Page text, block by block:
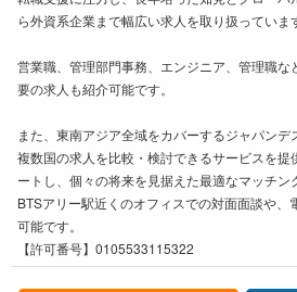
ら外資系企業まで幅広い求人を取り扱っていま
営業職、管理部門事務、エンジニア、管理職な
要の求人も紹介可能です。
また、東南アジア全域をカバーするジャパン
複数国の求人を比較・検討できるサービスを提
ートし、個々の将来を見据えた最適なマッチン
BTSアリー駅近くのオフィスでの対面面談や、
可能です。
【許可番号】0105533115322